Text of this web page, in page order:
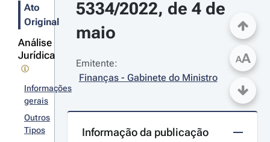
Ato
Original
Análise
Jurídica
Informações
gerais
Outros
Tipos
5334/2022, de 4 de
maio
Emitente:
Finanças - Gabinete do Ministro
Informação da publicação
AA